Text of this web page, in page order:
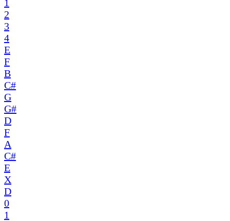
1
2
3
4
E
F
B
C#
G
G#
D
F
A
C#
E
X
D
0
1